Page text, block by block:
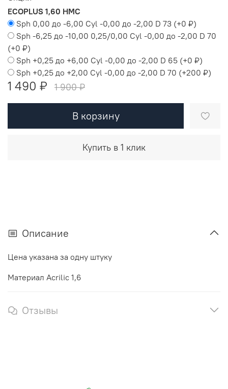
ECOPLUS 1,60 HMC
Sph 0,00 до -6,00 Cyl -0,00 до -2,00 D 73 (+0 ₽)
Sph -6,25 до -10,00 0,25/0,00 Cyl -0,00 до -2,00 D 70
(+0 ₽)
Sph +0,25 до +6,00 Cyl -0,00 до -2,00 D 65 (+0 ₽)
Sph +0,25 до +2,00 Cyl -0,00 до -2,00 D 70 (+200 ₽)
1 490 ₽ 1 900 ₽
В корзину
Купить в 1 клик
Описание
Цена указана за одну штуку
Материал Acrilic 1,6
Отзывы